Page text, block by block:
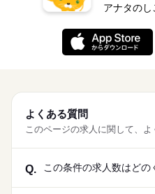
アナタのし
よくある質問
このページの求人に関して、
Q. この条件の求人数はどの